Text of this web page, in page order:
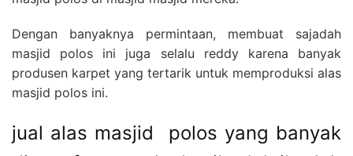
Dengan banyaknya permintaan, membuat sajadah
masjid polos ini juga selalu reddy karena banyak
produsen karpet yang tertarik untuk memproduksi alas
masjid polos ini.
jual alas masjid polos yang banyak